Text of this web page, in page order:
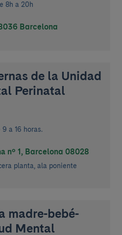
8h a 20h
Barcelona
de la Unidad
Perinatal
a 16 horas.
nº 1, Barcelona 08028
planta, ala poniente
madre-bebé-
Mental